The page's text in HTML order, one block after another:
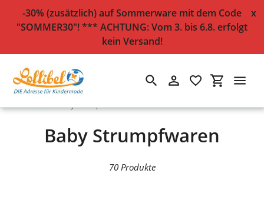
zum
-30% (zusätzlich) auf Sommerware mit dem Code
"SOMMER30"! *** ACHTUNG: Vom 3. bis 6.8. erfolgt
kein Versand!
x
SuchenEinloggen
Startseite › Baby Strumpfwaren
S
Baby Strumpfwaren
70 Produkte